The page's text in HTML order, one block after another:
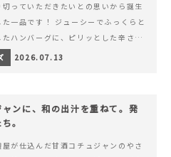
切っていただきたいとの思いから誕生
た一品です！ ジューシーでふっくらと
たハンバーグに、ピリッとした辛さと
ク深い旨みが楽しめる特製チリソース
続きを読む ピリッと刺激のあ
2026.07.13
ンに、和の出汁を重ねて。発
。
屋が仕込んだ甘酒コチュジャンのやさ